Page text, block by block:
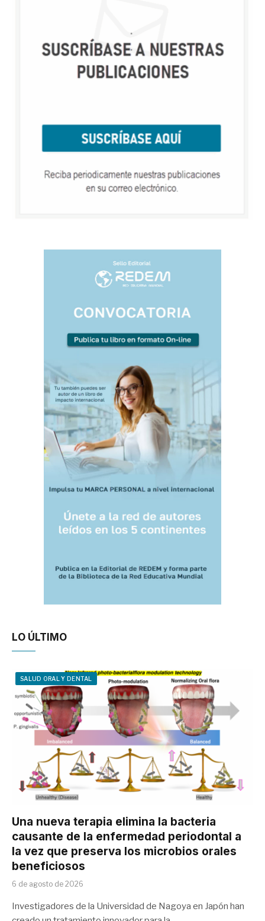
LO ÚLTIMO
SALUD ORAL Y DENTAL
Una nueva terapia elimina la bacteria
causante de la enfermedad periodontal a
la vez que preserva los microbios orales
beneficiosos
6 de agosto de 2026
Investigadores de la Universidad de Nagoya en Japón han